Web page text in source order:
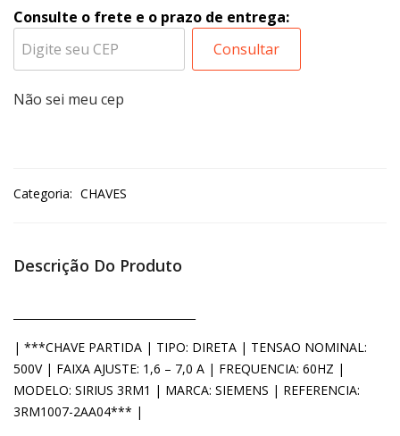
Consulte o frete e o prazo de entrega:
Consultar
Não sei meu cep
Categoria: CHAVES
Descrição Do Produto
| ***CHAVE PARTIDA | TIPO: DIRETA | TENSAO NOMINAL:
500V | FAIXA AJUSTE: 1,6 – 7,0 A | FREQUENCIA: 60HZ |
MODELO: SIRIUS 3RM1 | MARCA: SIEMENS | REFERENCIA:
3RM1007-2AA04*** |